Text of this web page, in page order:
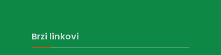
Brzi linkovi